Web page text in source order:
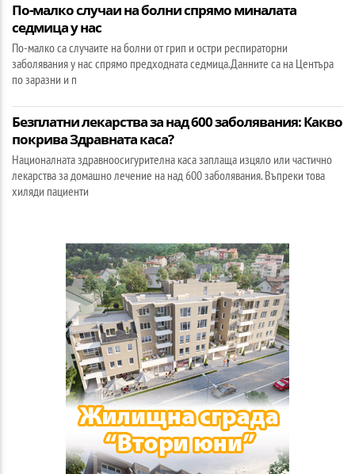
По-малко случаи на болни спрямо миналата
седмица у нас
По-малко са случаите на болни от грип и остри респираторни
заболявания у нас спрямо предходната седмица.Данните са на Центъра
по заразни и п
Безплатни лекарства за над 600 заболявания: Какво
покрива Здравната каса?
Националната здравноосигурителна каса заплаща изцяло или частично
лекарства за домашно лечение на над 600 заболявания. Въпреки това
хиляди пациенти